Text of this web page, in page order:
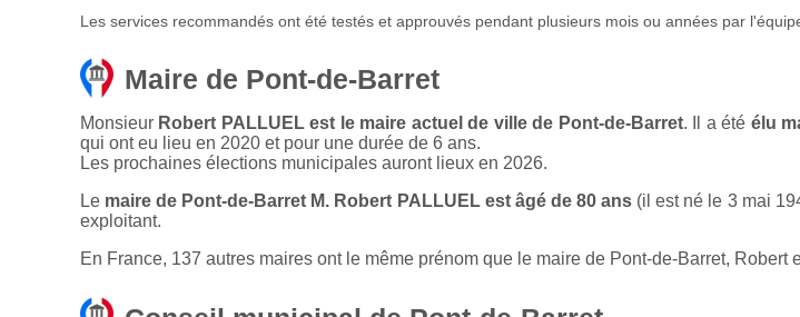
Les services recommandés ont été testés et approuvés pendant plusieurs mois ou années par
Maire de Pont-de-Barret
Monsieur Robert PALLUEL est le maire actuel de ville de Pont-de-Barret. Il a été élu
qui ont eu lieu en 2020 et pour une durée de 6 ans.
Les prochaines élections municipales auront lieux en 2026.
Le maire de Pont-de-Barret M. Robert PALLUEL est âgé de 80 ans (il est né le 3 mai
exploitant.
En France, 137 autres maires ont le même prénom que le maire de Pont-de-Barret,